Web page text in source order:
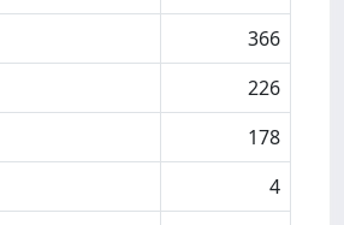
366
226
178
4